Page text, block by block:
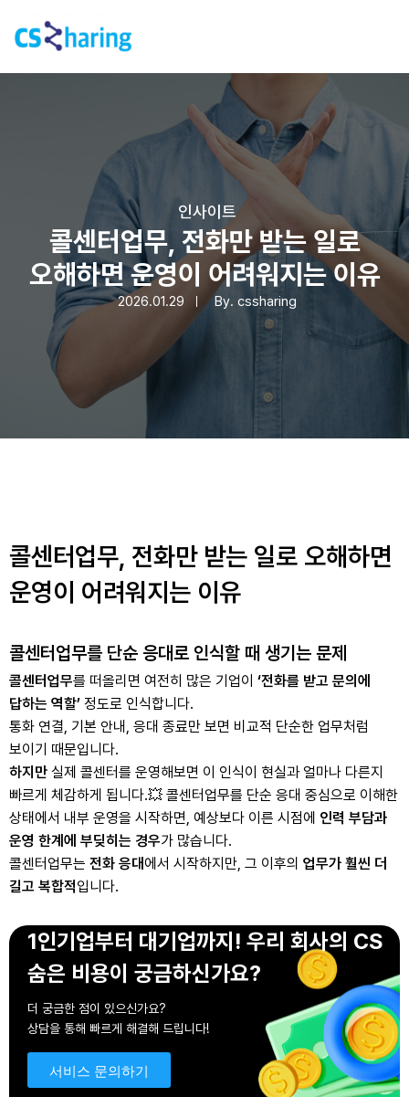
인사이트
콜센터업무, 전화만 받는 일로
오해하면 운영이 어려워지는 이유
2026.01.29 By. cssharing
콜센터업무, 전화만 받는 일로 오해하면
운영이 어려워지는 이유
콜센터업무를 단순 응대로 인식할 때 생기는 문제
콜센터업무를 떠올리면 여전히 많은 기업이 ‘전화를 받고 문의에
답하는 역할’ 정도로 인식합니다.
통화 연결, 기본 안내, 응대 종료만 보면 비교적 단순한 업무처럼
보이기 때문입니다.
하지만 실제 콜센터를 운영해보면 이 인식이 현실과 얼마나 다른지
빠르게 체감하게 됩니다.💥 콜센터업무를 단순 응대 중심으로 이해한
상태에서 내부 운영을 시작하면, 예상보다 이른 시점에 인력 부담과
운영 한계에 부딪히는 경우가 많습니다.
콜센터업무는 전화 응대에서 시작하지만, 그 이후의 업무가 훨씬 더
길고 복합적입니다.
1인기업부터 대기업까지! 우리 회사의 CS
숨은 비용이 궁금하신가요?
더 궁금한 점이 있으신가요?
상담을 통해 빠르게 해결해 드립니다!
서비스 문의하기